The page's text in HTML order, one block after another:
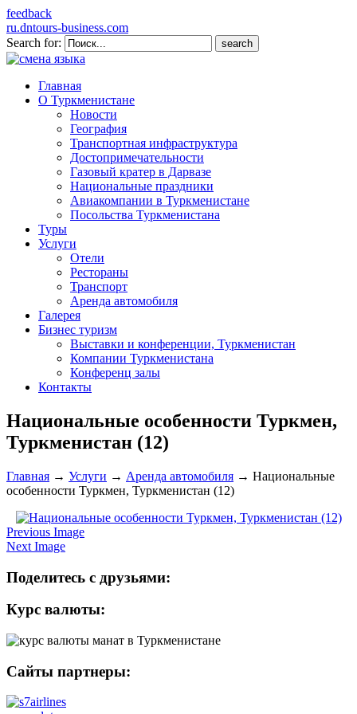
feedback
ru.dntours-business.com
Search for:
Главная
О Туркменистане
Новости
География
Транспортная инфраструктура
Достопримечательности
Газовый кратер в Дарвазе
Национальные праздники
Авиакомпании в Туркменистане
Посольства Туркменистана
Туры
Услуги
Отели
Рестораны
Транспорт
Аренда автомобиля
Галерея
Бизнес туризм
Выставки и конференции, Туркменистан
Компании Туркменистана
Конференц залы
Контакты
Национальные особенности Туркмен,
Туркменистан (12)
Главная → Услуги → Аренда автомобиля → Национальные
особенности Туркмен, Туркменистан (12)
Previous Image
Next Image
Поделитесь с друзьями:
Курс валюты:
Сайты партнеры: